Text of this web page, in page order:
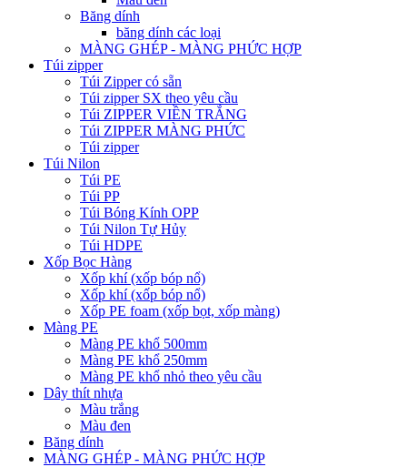
Băng dính
băng dính các loại
MÀNG GHÉP - MÀNG PHỨC HỢP
Túi zipper
Túi Zipper có sẵn
Túi zipper SX theo yêu cầu
Túi ZIPPER VIỀN TRẮNG
Túi ZIPPER MÀNG PHỨC
Túi zipper
Túi Nilon
Túi PE
Túi PP
Túi Bóng Kính OPP
Túi Nilon Tự Hủy
Túi HDPE
Xốp Bọc Hàng
Xốp khí (xốp bóp nổ)
Xốp khí (xốp bóp nổ)
Xốp PE foam (xốp bọt, xốp màng)
Màng PE
Màng PE khổ 500mm
Màng PE khổ 250mm
Màng PE khổ nhỏ theo yêu cầu
Dây thít nhựa
Màu trắng
Màu đen
Băng dính
MÀNG GHÉP - MÀNG PHỨC HỢP